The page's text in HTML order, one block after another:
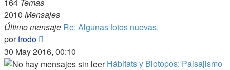
2010 Mensajes
Último mensaje Re: Algunas fotos nuevas.
porfrodo
último
mensaje
30 May 2016, 00:10
Hábitats y Biotopos: Paisajismo